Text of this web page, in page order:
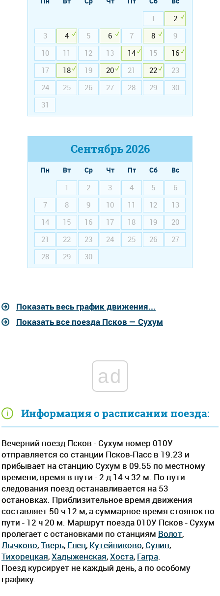
Информация о расписании поезда:
Вечерний поезд Псков - Сухум номер 010У
отправляется со станции Псков-Пасс в 19.23 и
прибывает на станцию Сухум в 09.55 по местному
времени, время в пути - 2 д 14 ч 32 м. По пути
следования поезд останавливается на 53
остановках. Приблизительное время движения
составляет 50 ч 12 м, а суммарное время стоянок по
пути - 12 ч 20 м. Маршрут поезда 010У Псков - Сухум
пролегает c остановками по станциям Волот,
Лычково,Тверь, Елец, Кутейниково, Сулин,
Тихорецкая,Хадыженская,Хоста, Гагра
Поезд курсирует не каждый день, а по особому
графику.
1
2
3
4 5 6 7 8
9
10
11 12 13 14 15
16
17
18 19 20 21 22
23
24
25 26 27 28 29
30
31
Сентябрь2026
Пн Вт Ср Чт Пт Сб
Вс
1
2 3 4 5
6
7
8 9 10 11 12
13
14
15 16 17 18 19
20
21
22 23 24 25 26
27
28
29 30
Показать весь график движения...
Показать все поезда Псков — Сухум
ad